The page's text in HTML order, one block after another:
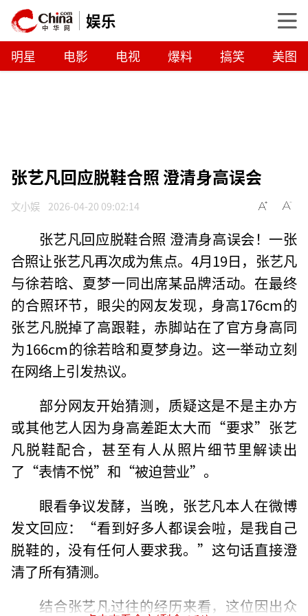
娱乐
明星 电影 电视 爆料 搞笑 美图
张艺凡回应脱鞋合照 澄清身高误会
文小娱 2026-04-20 09:02:14
张艺凡回应脱鞋合照 澄清身高误会！一张
合照让张艺凡再次成为焦点。4月19日，张艺凡
与徐若晗、夏梦一同出席某品牌活动。在最终
的合照环节，眼尖的网友发现，身高176cm的
张艺凡脱掉了高跟鞋，赤脚站在了官方身高同
为166cm的徐若晗和夏梦身边。这一举动立刻
在网络上引发热议。
部分网友开始猜测，质疑这是不是主办方
或其他艺人因为身高差距太大而“要求”张艺
凡脱鞋配合，甚至有人从照片细节里解读出
了“表情不悦”和“被迫营业”。
眼看争议发酵，当晚，张艺凡本人在微博
发文回应：“看到好多人都误会啦，是我自己
脱鞋的，没有任何人要求我。”这句话直接澄
清了所有猜测。
结合张艺凡过往的经历来看，这位因出众